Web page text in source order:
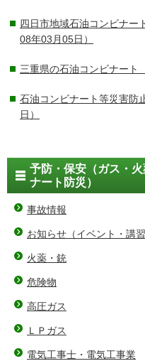
四日市地域石油コンビナー
08年03月05日）
三重県の石油コンビナート
石油コンビナート等災害
日）
予防・保安（ガス・
ナート防災）
事故情報
お知らせ（イベント・講習
火薬・銃
危険物
高圧ガス
ＬＰガス
電気工事士・電気工事業